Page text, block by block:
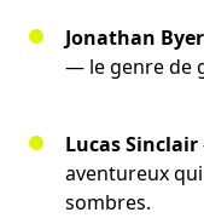
Jonathan
— le genre de
Lucas Sinclair
aventureux
sombres.